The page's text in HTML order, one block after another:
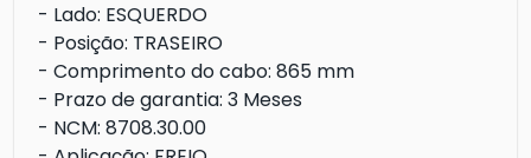
- Lado: ESQUERDO
- Posição: TRASEIRO
- Comprimento do cabo: 865 mm
- Prazo de garantia: 3 Meses
- NCM: 8708.30.00